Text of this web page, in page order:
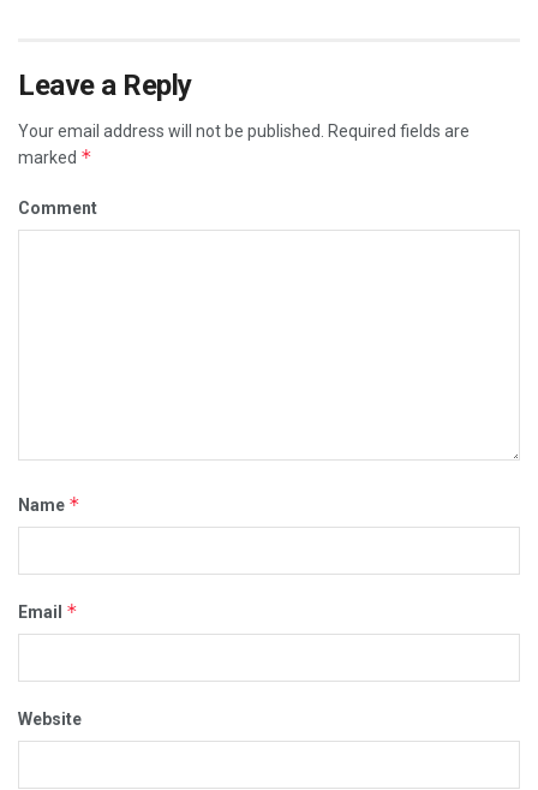
Leave a Reply
Your email address will not be published. Required fields are
marked *
Comment
Name *
Email *
Website